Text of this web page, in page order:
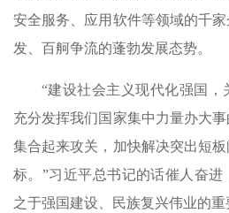
安全服务、应用软件等领域的千
发、百舸争流的蓬勃发展态势。
“建设社会主义现代化强国
充分发挥我们国家集中力量办大
集合起来攻关，加快解决突出短
标。”习近平总书记的话催人奋
之于强国建设、民族复兴伟业的重